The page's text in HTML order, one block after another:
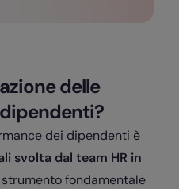
delle
dei dipendenti è
svolta dal team HR in
fondamentale